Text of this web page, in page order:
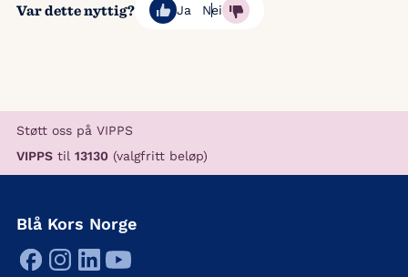
Var dette nyttig? Ja Nei
Støtt oss på VIPPS
VIPPS til 13130 (valgfritt beløp)
Blå Kors Norge